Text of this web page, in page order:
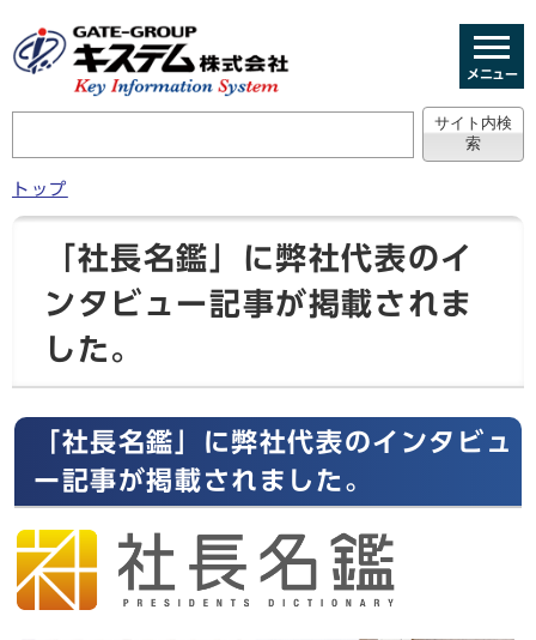
メニュー
トップ
「社長名鑑」に弊社代表のイ
ンタビュー記事が掲載されま
した。
「社長名鑑」に弊社代表のインタビュ
ー記事が掲載されました。